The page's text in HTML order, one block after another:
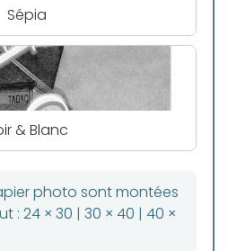
Sépia
& Blanc
photo sont montées
: 24 × 30 | 30 × 40 | 40 ×